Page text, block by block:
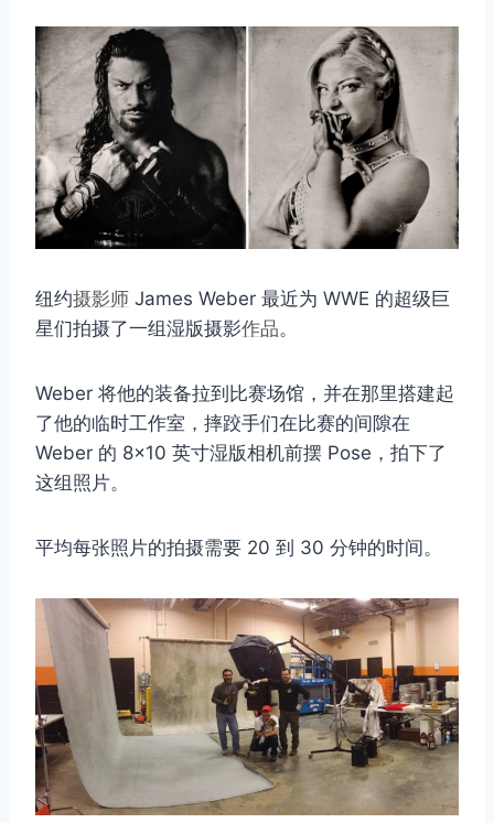
纽约摄影师 James Weber 最近为 WWE 的超级巨
星们拍摄了一组湿版摄影作品。
Weber 将他的装备拉到比赛场馆，并在那里搭建起
了他的临时工作室，摔跤手们在比赛的间隙在
Weber 的 8×10 英寸湿版相机前摆 Pose，拍下了
这组照片。
平均每张照片的拍摄需要 20 到 30 分钟的时间。